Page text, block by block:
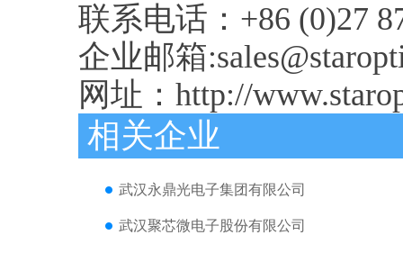
联系电话：+86 (0)27
企业邮箱
网址：http://
相关企业
武汉永鼎光电子集团有限公司
武汉聚芯微电子股份有限公司